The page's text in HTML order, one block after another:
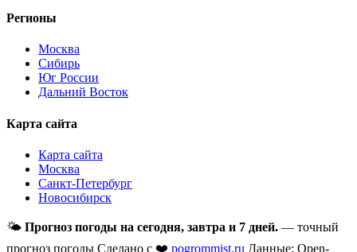
Регионы
Москва
Сибирь
Юг России
Дальний Восток
Карта сайта
Карта сайта
Москва
Санкт-Петербург
Новосибирск
🌤 Прогноз погоды на сегодня, завтра и 7 дней. — точный
прогноз погоды Сделано с ❤️ pogrommist.ru Данные: Open-